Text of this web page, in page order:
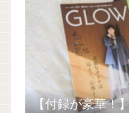
【付録が豪華！